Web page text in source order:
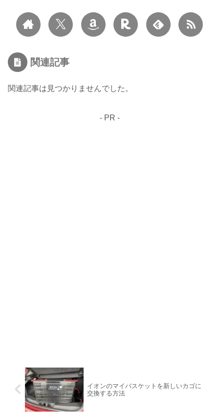
関連記事
関連記事は見つかりませんでした。
- PR -
イオンのマイバスケットを新しいカゴに
交換する方法